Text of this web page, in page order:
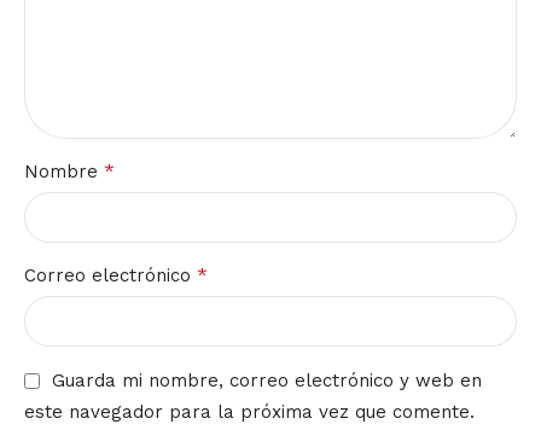
Nombre *
Correo electrónico *
Guarda mi nombre, correo electrónico y web en
este navegador para la próxima vez que comente.